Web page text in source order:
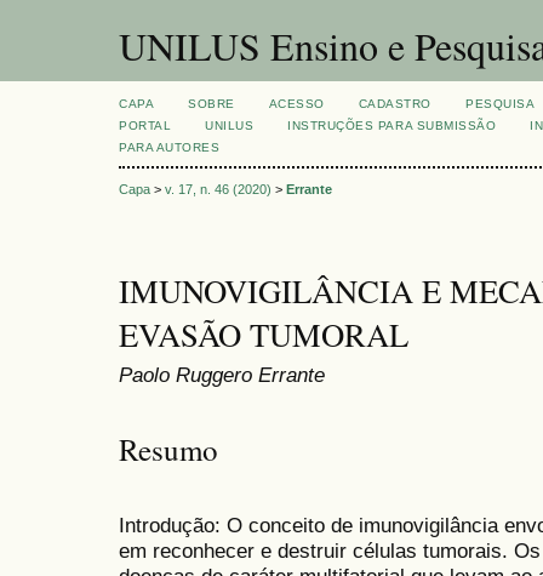
UNILUS Ensino e
CAPA SOBRE ACESSO CADASTRO
PESQUISA
PORTAL
UNILUS INSTRUÇÕES PARA SUBMISSÃO
PARA AUTORES
Capa > v. 17, n. 46 (2020) > Errante
IMUNOVIGILÂNCIA E
EVASÃO TUMORAL
Paolo Ruggero Errante
Resumo
Introdução: O conceito de imunovigilância
em reconhecer e destruir células tumorais.